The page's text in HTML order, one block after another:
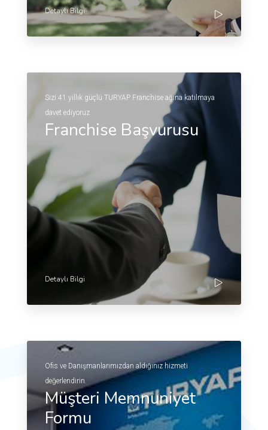
Detaylı Bilgi
Sizi 41 yıllık güçlü TURYAP Franchise ağına katılmaya
davet ediyoruz
Franchise Başvurusu
Detaylı Bilgi
Ofis ve Danışmanlarımızdan aldığınız hizmeti
değerlendirin.
Müşteri Memnuniyet
Formu